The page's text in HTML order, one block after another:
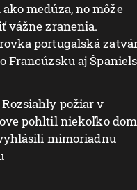
medúza, no môže
vážne zranenia.
portugalská
Francúzsku aj
Rozsiahly požiar v
pohltil niekoľko
mimoriadnu